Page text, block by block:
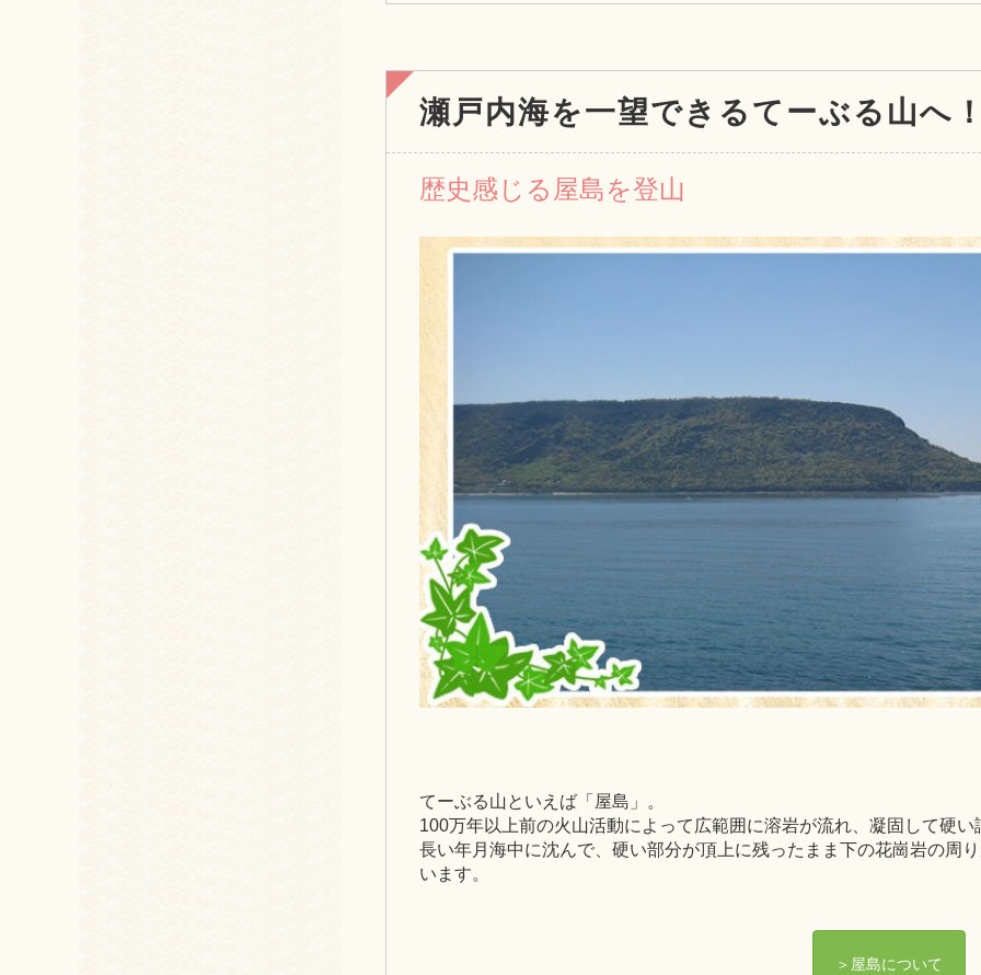
瀬戸内海を一望できるてーぶる山へ
歴史感じる屋島を登山
てーぶる山といえば「屋島」。
100万年以上前の火山活動によって広範囲に溶岩が流れ、凝固して硬
長い年月海中に沈んで、硬い部分が頂上に残ったまま下の花崗岩の周
います。
＞屋島について